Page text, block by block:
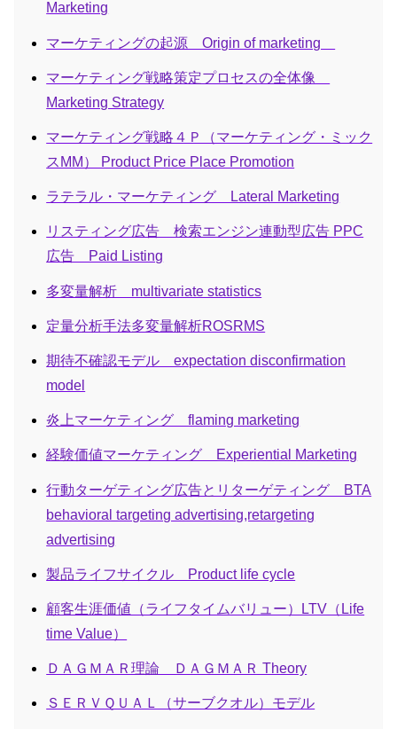
Marketing
マーケティングの起源 Origin of marketing
マーケティング戦略策定プロセスの全体像
Marketing Strategy
マーケティング戦略４Ｐ（マーケティング・ミック
スMM） Product Price Place Promotion
ラテラル・マーケティング Lateral Marketing
リスティング広告 検索エンジン連動型広告 PPC
広告 Paid Listing
多変量解析 multivariate statistics
定量分析手法多変量解析ROSRMS
期待不確認モデル expectation disconfirmation
model
炎上マーケティング flaming marketing
経験価値マーケティング Experiential Marketing
行動ターゲティング広告とリターゲティング BTA
behavioral targeting advertising,retargeting
advertising
製品ライフサイクル Product life cycle
顧客生涯価値（ライフタイムバリュー）LTV（Life
time Value）
ＤＡＧＭＡＲ理論 ＤＡＧＭＡＲ Theory
ＳＥＲＶＱＵＡＬ（サーブクオル）モデル